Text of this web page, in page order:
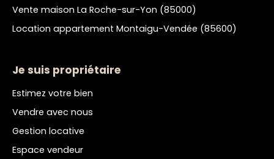
Vente maison La Roche-sur-Yon (85000)
Location appartement Montaigu-Vendée (85600)
Je suis propriétaire
Estimez votre bien
Vendre avec nous
Gestion locative
Espace vendeur